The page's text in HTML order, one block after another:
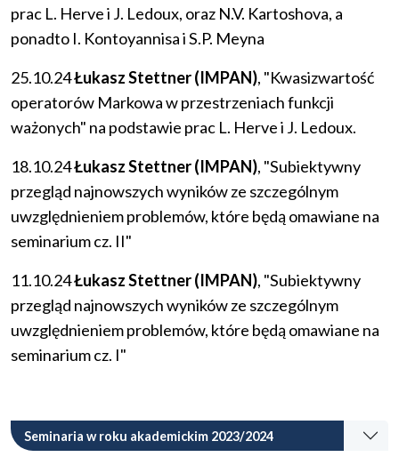
prac L. Herve i J. Ledoux, oraz N.V. Kartoshova, a
ponadto I. Kontoyannisa i S.P. Meyna
25.10.24Łukasz Stettner (IMPAN), "Kwasizwartość
operatorów Markowa w przestrzeniach funkcji
ważonych" na podstawie prac L. Herve i J. Ledoux.
18.10.24Łukasz Stettner (IMPAN), "Subiektywny
przegląd najnowszych wyników ze szczególnym
uwzględnieniem problemów, które będą omawiane na
seminarium cz. II"
11.10.24Łukasz Stettner (IMPAN), "Subiektywny
przegląd najnowszych wyników ze szczególnym
uwzględnieniem problemów, które będą omawiane na
seminarium cz. I"
Seminaria w roku akademickim 2023/2024